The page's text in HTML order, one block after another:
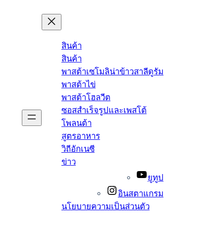
สินค้า
สินค้า
พาสต้าเซโมลิน่าข้าวสาลีดูรัม
พาสต้าไข่
พาสต้าโฮลวีต
ซอสสำเร็จรูปและเพสโต้
โพลนต้า
สูตรอาหาร
วิถีอักเนซี
ข่าว
ยูทูป
อินสตาแกรม
นโยบายความเป็นส่วนตัว